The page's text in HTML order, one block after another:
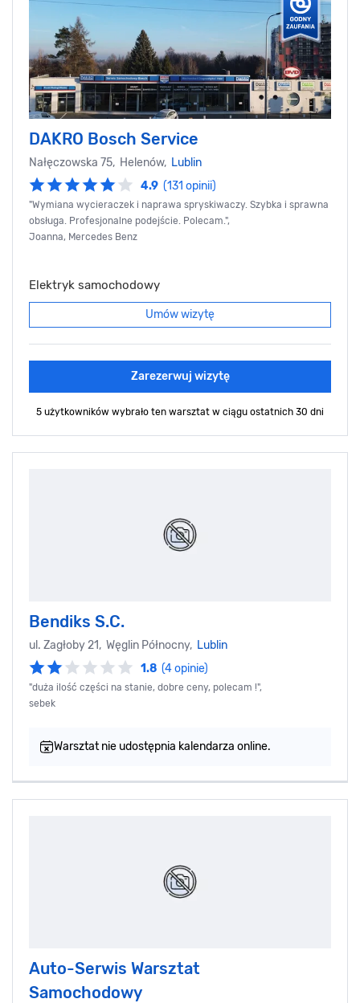
DAKRO Bosch Service
Nałęczowska 75, Helenów, Lublin
4.9 (131 opinii)
"Wymiana wycieraczek i naprawa spryskiwaczy. Szybka i sprawna
obsługa. Profesjonalne podejście. Polecam.",
Joanna, Mercedes Benz
Elektryk samochodowy
Umów wizytę
Zarezerwuj wizytę
5 użytkowników wybrało ten warsztat w ciągu ostatnich 30 dni
Bendiks S.C.
ul. Zagłoby 21, Węglin Północny, Lublin
1.8 (4 opinie)
"duża ilość części na stanie, dobre ceny, polecam !",
sebek
Warsztat nie udostępnia kalendarza online.
Auto-Serwis Warsztat
Samochodowy